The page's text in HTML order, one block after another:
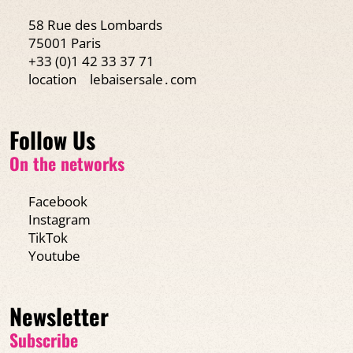
58 Rue des Lombards
75001 Paris
+33 (0)1 42 33 37 71
location
lebaisersale․com
Follow Us
On the networks
Facebook
Instagram
TikTok
Youtube
Newsletter
Subscribe